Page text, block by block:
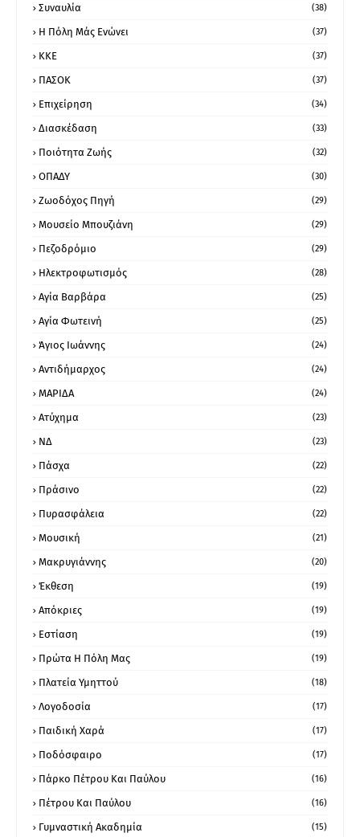
Συναυλία (38)
Η Πόλη Μάς Ενώνει (37)
ΚΚΕ (37)
ΠΑΣΟΚ (37)
Επιχείρηση (34)
Διασκέδαση (33)
Ποιότητα Ζωής (32)
ΟΠΑΔΥ (30)
Ζωοδόχος Πηγή (29)
Μουσείο Μπουζιάνη (29)
Πεζοδρόμιο (29)
Ηλεκτροφωτισμός (28)
Αγία Βαρβάρα (25)
Αγία Φωτεινή (25)
Άγιος Ιωάννης (24)
Αντιδήμαρχος (24)
ΜΑΡΙΔΑ (24)
Ατύχημα (23)
ΝΔ (23)
Πάσχα (22)
Πράσινο (22)
Πυρασφάλεια (22)
Μουσική (21)
Μακρυγιάννης (20)
Έκθεση (19)
Απόκριες (19)
Εστίαση (19)
Πρώτα Η Πόλη Μας (19)
Πλατεία Υμηττού (18)
Λογοδοσία (17)
Παιδική Χαρά (17)
Ποδόσφαιρο (17)
Πάρκο Πέτρου Και Παύλου (16)
Πέτρου Και Παύλου (16)
Γυμναστική Ακαδημία (15)